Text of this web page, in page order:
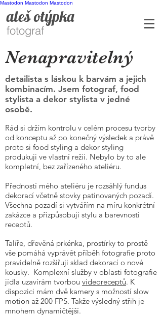
Mastodon Mastodon Mastodon
aleš otýpka
fotograf
Nenapravitelný
detailista s láskou k barvám a jejich
kombinacím. Jsem fotograf, food
stylista a dekor stylista v jedné
osobě.
Rád si držím kontrolu v celém procesu tvorby
od konceptu až po konečný výsledek a právě
proto si food styling a dekor styling
produkuji ve vlastní režii. Nebylo by to ale
kompletní, bez zařízeného ateliéru.
Předností mého ateliéru je rozsáhlý fundus
dekorací včetně stovky patinovaných pozadí.
Všechna pozadí si vytvářím na míru konkrétní
zakázce a přizpůsobuji stylu a barevnosti
receptů.
Talíře, dřevěná prkénka, prostírky to prostě
vše pomáhá vyprávět příběh fotografie proto
pravidelně rozšiřuji sklad dekorací o nové
kousky. Komplexní služby v oblasti fotografie
jídla uzavírám tvorbou videoreceptů. K
dispozici mám dvě kamery s možností slow
motion až 200 FPS. Takže výsledný střih je
mnohem dynamičtější.